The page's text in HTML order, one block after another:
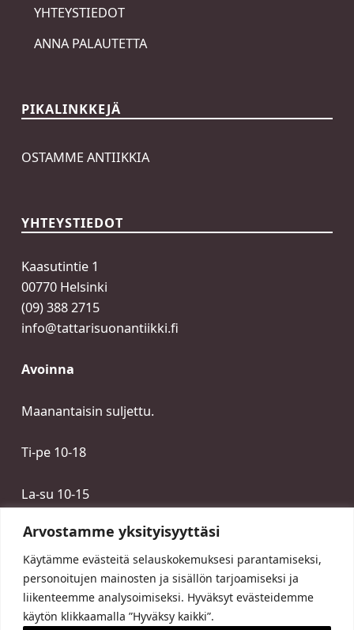
Arvostamme yksityisyyttäsi
Käytämme evästeitä selauskokemuksesi parantamiseksi,
personoitujen mainosten ja sisällön tarjoamiseksi ja
liikenteemme analysoimiseksi. Hyväksyt evästeidemme
käytön klikkaamalla ”Hyväksy kaikki”.
YHTEYSTIEDOT
ANNA PALAUTETTA
PIKALINKKEJÄ
OSTAMME ANTIIKKIA
YHTEYSTIEDOT
Kaasutintie 1
00770 Helsinki
(09) 388 2715
info@tattarisuonantiikki.fi
Avoinna
Maanantaisin suljettu.
Ti-pe 10-18
La-su 10-15